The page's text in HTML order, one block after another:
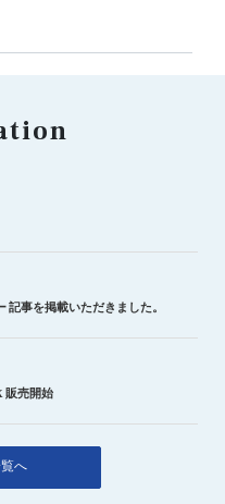
事を掲載いただきました。
販売開始
へ